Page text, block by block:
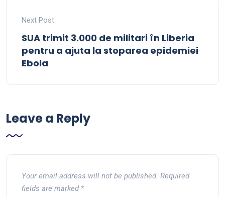
Next Post
SUA trimit 3.000 de militari în Liberia
pentru a ajuta la stoparea epidemiei
Ebola
Leave a Reply
Your email address will not be published. Required
fields are marked *